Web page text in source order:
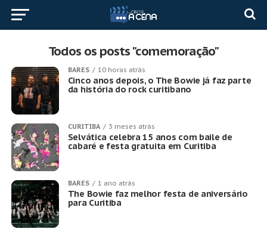
Todos os posts "comemoração"
BARES 10 horas atrás
Cinco anos depois, o The Bowie já faz parte
da história do rock curitibano
CURITIBA 3 meses atrás
Selvática celebra 15 anos com baile de
cabaré e festa gratuita em Curitiba
BARES 1 ano atrás
The Bowie faz melhor festa de aniversário
para Curitiba